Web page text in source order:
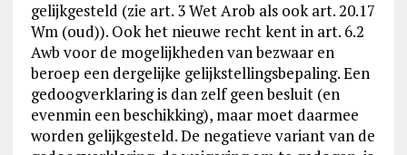
gelijkgesteld (zie art. 3 Wet Arob als ook art. 20.17
Wm (oud)). Ook het nieuwe recht kent in art. 6.2
Awb voor de mogelijkheden van bezwaar en
beroep een dergelijke gelijkstellingsbepaling. Een
gedoogverklaring is dan zelf geen besluit (en
evenmin een beschikking), maar moet daarmee
worden gelijkgesteld. De negatieve variant van de